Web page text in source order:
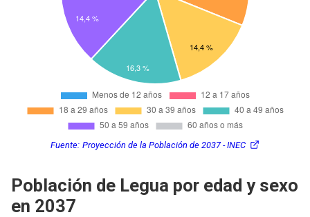
Fuente: Proyección de la Población de 2037 - INEC
Población de Legua por edad y sexo
en 2037